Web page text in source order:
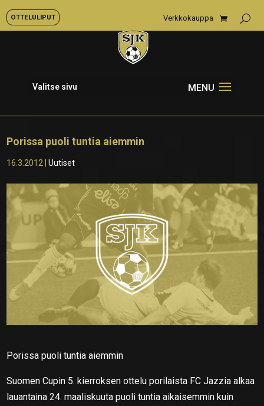
OTTELULIPUT Verkkokauppa
Valitse sivu
Porissa puoli tuntia aiemmin
16.3.2012 |Uutiset
Porissa puoli tuntia aiemmin
Suomen Cupin 5. kierroksen ottelu porilaista FC Jazzia alkaa
lauantaina 24. maaliskuuta puoli tuntia aikaisemmin kuin